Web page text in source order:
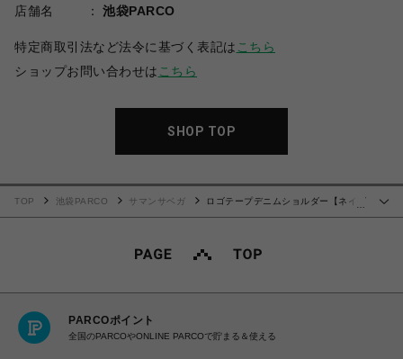
店舗名
池袋PARCO
特定商取引法など法令に基づく表記は こちら
ショップお問い合わせは こちら
SHOP TOP
TOP 池袋PARCO サマンサベガ
ロゴテープデニムショルダー【ネイビ
PARCOポイント
全国のPARCOやONLINE PARCOで貯まる＆使える